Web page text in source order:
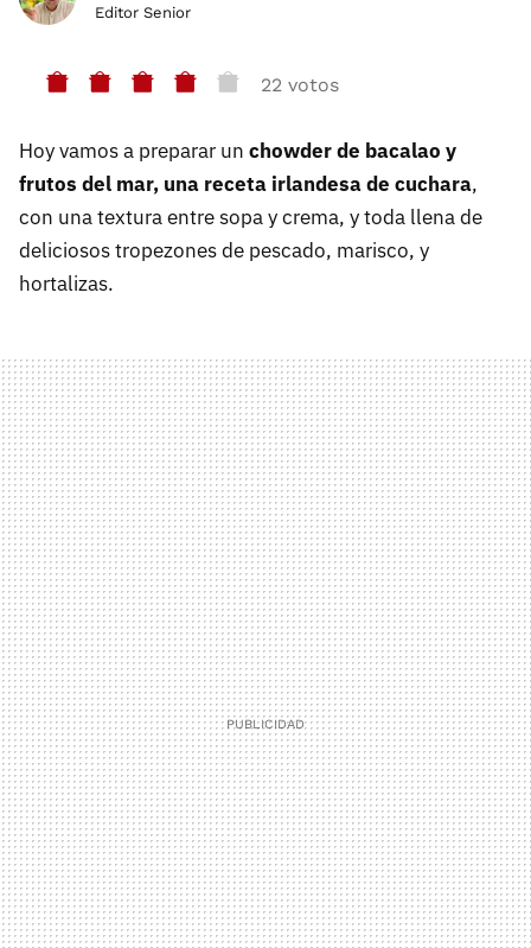
Editor Senior
22 votos
Hoy vamos a preparar un chowder de bacalao y
frutos del mar, una receta irlandesa de cuchara,
con una textura entre sopa y crema, y toda llena de
deliciosos tropezones de pescado, marisco, y
hortalizas.